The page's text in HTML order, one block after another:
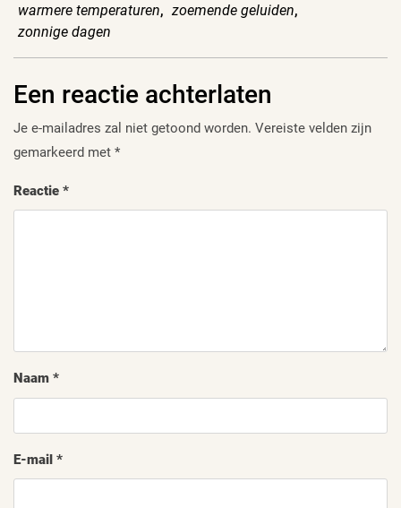
warmere temperaturen, zoemende geluiden,
zonnige dagen
Een reactie achterlaten
Je e-mailadres zal niet getoond worden. Vereiste velden zijn
gemarkeerd met *
Reactie *
Naam *
E-mail *